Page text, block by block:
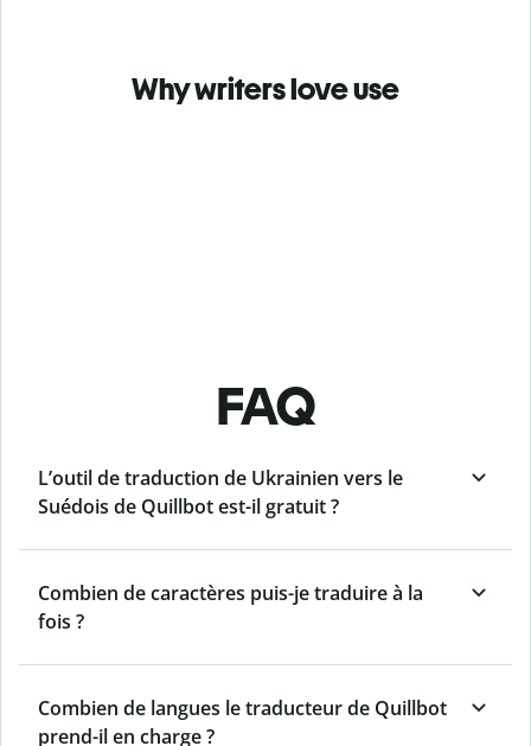
Why writers love use
FAQ
L’outil de traduction de Ukrainien vers le
Suédois de Quillbot est-il gratuit ?
Combien de caractères puis-je traduire à la
fois ?
Combien de langues le traducteur de Quillbot
prend-il en charge ?